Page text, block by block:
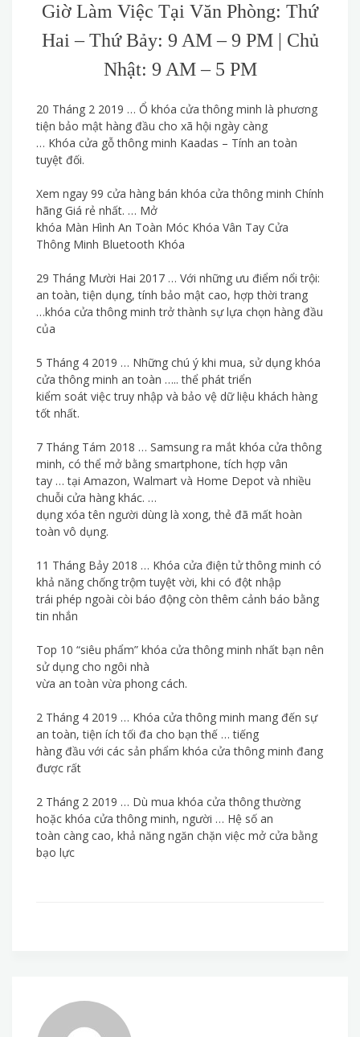
Giờ Làm Việc Tại Văn Phòng: Thứ
Hai – Thứ Bảy: 9 AM – 9 PM | Chủ
Nhật: 9 AM – 5 PM
20 Tháng 2 2019 … Ổ khóa cửa thông minh là phương
tiện bảo mật hàng đầu cho xã hội ngày càng
… Khóa cửa gỗ thông minh Kaadas – Tính an toàn
tuyệt đối.
Xem ngay 99 cửa hàng bán khóa cửa thông minh Chính
hãng Giá rẻ nhất. … Mở
khóa Màn Hình An Toàn Móc Khóa Vân Tay Cửa
Thông Minh Bluetooth Khóa
29 Tháng Mười Hai 2017 … Với những ưu điểm nổi trội:
an toàn, tiện dụng, tính bảo mật cao, hợp thời trang
…khóa cửa thông minh trở thành sự lựa chọn hàng đầu
của
5 Tháng 4 2019 … Những chú ý khi mua, sử dụng khóa
cửa thông minh an toàn ….. thể phát triển
kiểm soát việc truy nhập và bảo vệ dữ liệu khách hàng
tốt nhất.
7 Tháng Tám 2018 … Samsung ra mắt khóa cửa thông
minh, có thể mở bằng smartphone, tích hợp vân
tay … tại Amazon, Walmart và Home Depot và nhiều
chuỗi cửa hàng khác. …
dụng xóa tên người dùng là xong, thẻ đã mất hoàn
toàn vô dụng.
11 Tháng Bảy 2018 … Khóa cửa điện tử thông minh có
khả năng chống trộm tuyệt vời, khi có đột nhập
trái phép ngoài còi báo động còn thêm cảnh báo bằng
tin nhắn
Top 10 “siêu phẩm” khóa cửa thông minh nhất bạn nên
sử dụng cho ngôi nhà
vừa an toàn vừa phong cách.
2 Tháng 4 2019 … Khóa cửa thông minh mang đến sự
an toàn, tiện ích tối đa cho bạn thế … tiếng
hàng đầu với các sản phẩm khóa cửa thông minh đang
được rất
2 Tháng 2 2019 … Dù mua khóa cửa thông thường
hoặc khóa cửa thông minh, người … Hệ số an
toàn càng cao, khả năng ngăn chặn việc mở cửa bằng
bạo lực